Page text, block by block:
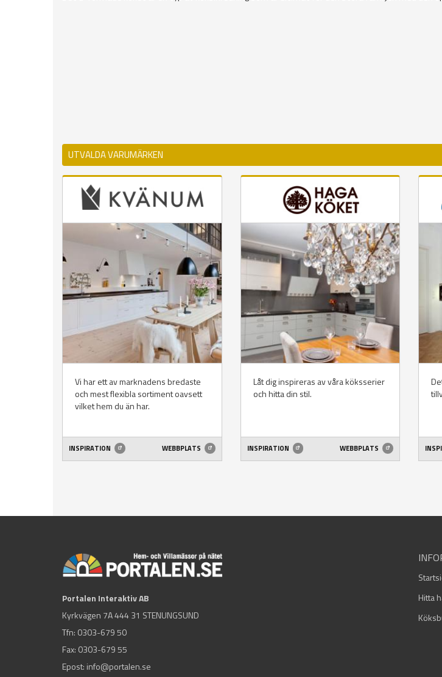
UTVALDA VARUMÄRKEN
Vi har ett av marknadens bredaste
och mest flexibla sortiment oavsett
vilket hem du än har.
INSPIRATION WEBBPLATS
Låt dig inspireras av våra köksserier
och hitta din stil.
INSPIRATION WEBBPLATS
Portalen Interaktiv AB
Kyrkvägen 7A 444 31 STENUNGSUND
Tfn: 0303-679 50
Fax: 0303-679 55
Epost: info@portalen.se
Hitta